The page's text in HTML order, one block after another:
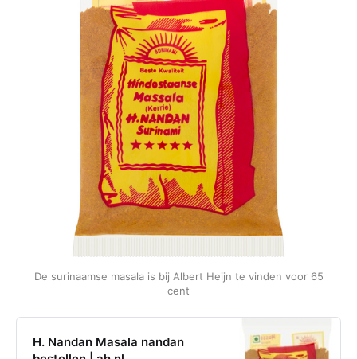
De surinaamse masala is bij Albert Heijn te vinden voor 65
cent
H. Nandan Masala nandan